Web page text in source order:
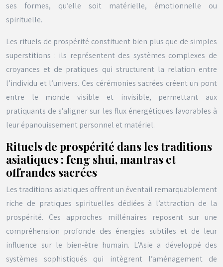
ses formes, qu’elle soit matérielle, émotionnelle ou
spirituelle.
Les rituels de prospérité constituent bien plus que de simples
superstitions : ils représentent des systèmes complexes de
croyances et de pratiques qui structurent la relation entre
l’individu et l’univers. Ces cérémonies sacrées créent un pont
entre le monde visible et invisible, permettant aux
pratiquants des’aligner sur les flux énergétiques favorables à
leur épanouissement personnel et matériel.
Rituels de prospérité dans les traditions
asiatiques : feng shui, mantras et
offrandes sacrées
Les traditions asiatiques offrent un éventail remarquablement
riche de pratiques spirituelles dédiées à l’attraction de la
prospérité. Ces approches millénaires reposent sur une
compréhension profonde des énergies subtiles et de leur
influence sur le bien-être humain. L’Asie a développé des
systèmes sophistiqués qui intègrent l’aménagement de